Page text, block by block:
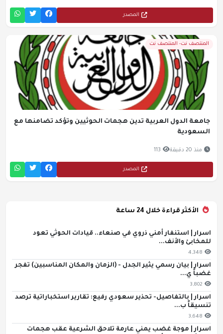
المصدر
المنتصف نت- المنتصف نت
جامعة الدول العربية تدين هجمات الحوثيين وتؤكد تضامنها مع
السعودية
منذ 20 دقيقة 113
المصدر
الأكثر قراءة خلال 24 ساعة
اسرار | استنفار أمني ذروي في صنعاء.. قيادات الحوثي تعود
للمخابئ والأنف...
4,348
اسرار | بيان رسمي يثير الجدل - (الزمان والمكان المناسبين) تفجر
غضباً ي...
3,802
اسرار | بالتفاصيل- تحذير سعودي رفيع: تقارير استخباراتية ترصد
تنسيقاً ب...
3,648
اسرار | موجة غضب يمني عارمة تلاحق الشرعية عقب هجمات